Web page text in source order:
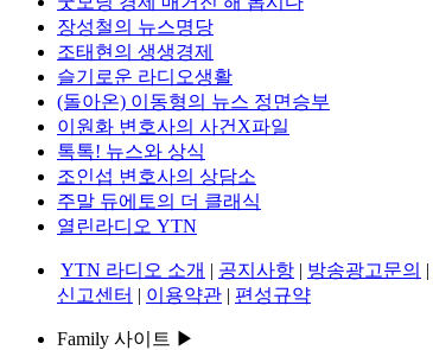
장성철의 뉴스명당
조태현의 생생경제
슬기로운 라디오생활
(돌아온) 이동형의 뉴스 정면승부
이원화 변호사의 사건X파일
톡톡! 뉴스와 상식
조인섭 변호사의 상담소
주말 듀에토의 더 클래식
열린라디오 YTN
YTN 라디오 소개 | 공지사항 | 방송광고문의 |
신고센터 | 이용약관 | 편성규약
Family 사이트 ▶